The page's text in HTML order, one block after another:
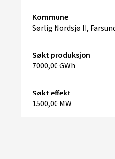
Kommune
Sørlig Nordsjø II,
Søkt produksjon
7000,00 GWh
Søkt effekt
1500,00 MW